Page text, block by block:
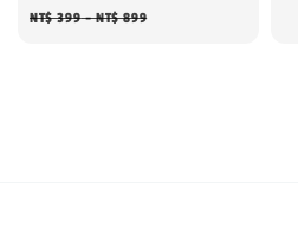
price
NT$ 399-NT$ 899